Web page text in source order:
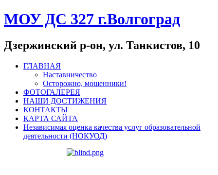
МОУ ДС 327 г.Волгоград
Дзержинский р-он, ул. Танкистов, 10
ГЛАВНАЯ
Наставничество
Осторожно, мошенники!
ФОТОГАЛЕРЕЯ
НАШИ ДОСТИЖЕНИЯ
КОНТАКТЫ
КАРТА САЙТА
Независимая оценка качества услуг образовательной
деятельности (НОКУОД)